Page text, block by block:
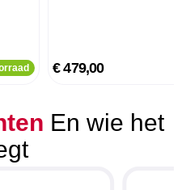
€ 479,00
En wie het